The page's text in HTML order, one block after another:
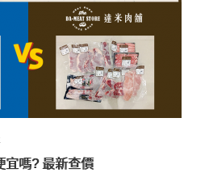
宜嗎? 最新查價